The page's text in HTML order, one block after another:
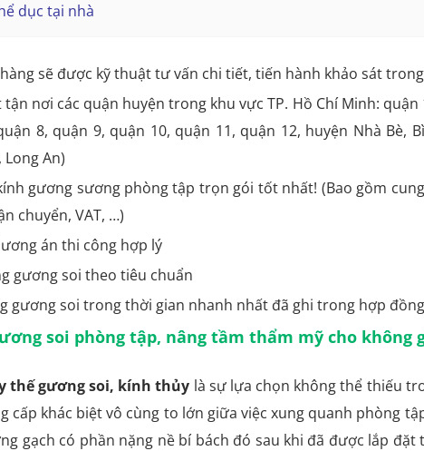
dục tại nhà
sẽ được kỹ thuật tư vấn chi tiết, tiến hành khảo sát
nơi các quận huyện trong khu vực TP. Hồ Chí Minh: quận
8, quận 9, quận 10, quận 11, quận 12, huyện Nhà Bè,
An)
gương sương phòng tập trọn gói tốt nhất! (Bao gồm
chuyển, VAT, …)
án thi công hợp lý
gương soi theo tiêu chuẩn
gương soi trong thời gian nhanh nhất đã ghi trong hợp đồng
soi phòng tập, nâng tầm thẩm mỹ cho không
thế gương soi, kính thủy là sự lựa chọn không thể thiếu
cấp khác biệt vô cùng to lớn giữa việc xung quanh phòng
gạch có phần nặng nề bí bách đó sau khi đã được lắp